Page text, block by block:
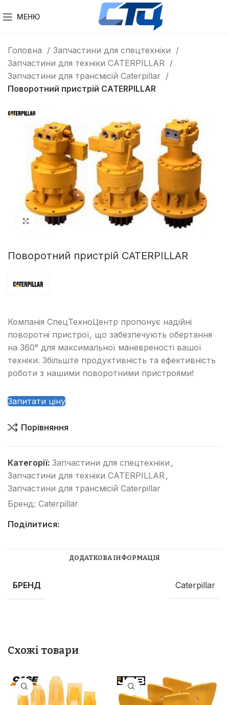
МЕНЮ
Головна
Запчастини для спецтехніки
Запчастини для техніки CATERPILLAR
Запчастини для трансмісій Caterpillar
Поворотний пристрій CATERPILLAR
Клацніть, щоб збільшити
Поворотний пристрій CATERPILLAR
Компанія СпецТехноЦентр пропонує надійні
поворотні пристрої, що забезпечують обертання
на 360° для максимальної маневреності вашої
техніки. Збільште продуктивність та ефективність
роботи з нашими поворотними пристроями!
Запитати ціну
Порівняння
Категорії: Запчастини для спецтехніки ,
Запчастини для техніки CATERPILLAR ,
Запчастини для трансмісій Caterpillar
Бренд: Caterpillar
Поділитися:
ДОДАТКОВА ІНФОРМАЦІЯ
БРЕНД Caterpillar
Схожі товари